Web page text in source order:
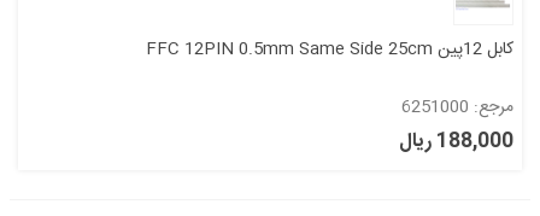
کابل 12پین FFC 12PIN 0.5mm Same Side 25cm
مرجع: 6251000
188,000 ریال